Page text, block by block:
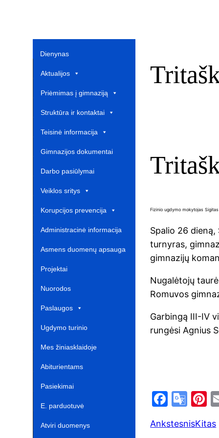
Dienynas
Aktualijos
Priėmimas į gimnaziją
Struktūra ir kontaktai
Teisinė informacija
Gimnazijos dokumentai
Darbo pasiūlymai
Veiklos sritys
Korupcijos prevencija
Administracinė informacija
Asmens duomenų apsauga
Projektai‎
Nuorodos ‎ ‎ ‎ ‎ ‎ ‎ ‎ ‎ ‎ ‎ ‎‎
Paslaugos
Ugdymo turinio
atnaujinimas‎
Mes žiniasklaidoje‎
Abiturientams‎‎
Pasiekimai
E. parduotuvė ‎ ‎ ‎ ‎ ‎ ‎ ‎ ‎ ‎ ‎ ‎ ‎ ‎
Atviri duomenys
Fizinio ugdymo mokytojas
Spalio 26
turnyras,
gimnazijų
Nugalėtojų
Romuvos
Garbingą III-IV
rungėsi Agnius
F
c
G
o er
AnkstesnisKitas